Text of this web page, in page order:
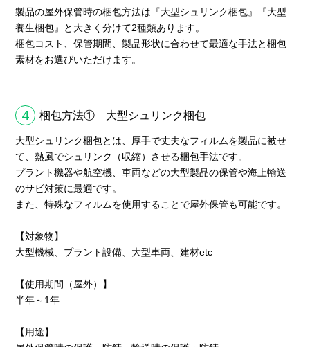
製品の屋外保管時の梱包方法は『大型シュリンク梱包』『大型
養生梱包』と大きく分けて2種類あります。
梱包コスト、保管期間、製品形状に合わせて最適な手法と梱包
素材をお選びいただけます。
4 梱包方法① 大型シュリンク梱包
大型シュリンク梱包とは、厚手で丈夫なフィルムを製品に被せ
て、熱風でシュリンク（収縮）させる梱包手法です。
プラント機器や航空機、車両などの大型製品の保管や海上輸送
のサビ対策に最適です。
また、特殊なフィルムを使用することで屋外保管も可能です。
【対象物】
大型機械、プラント設備、大型車両、建材etc
【使用期間（屋外）】
半年～1年
【用途】